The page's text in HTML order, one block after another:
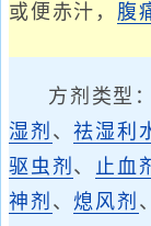
或便赤汁， 腹
方剂类型：
湿剂 、祛湿利
驱虫剂 、 止血
神剂 、熄风剂 、